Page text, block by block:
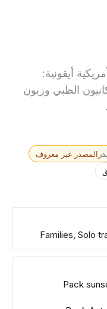
أيقونية:
الظبي وزيون
المصدر غير معروف
Pack